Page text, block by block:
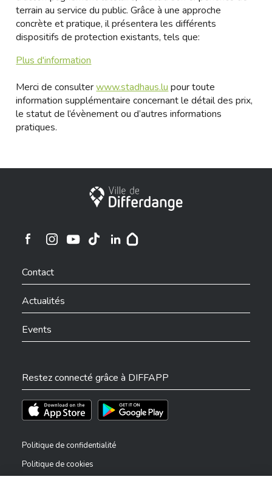
terrain au service du public. Grâce à une approche
concrète et pratique, il présentera les différents
dispositifs de protection existants, tels que:
Plus d'information
Merci de consulterwww.stadhaus.lu pour toute
information supplémentaire concernant le détail des prix,
le statut de l’évènement ou d’autres informations
pratiques.
Ville de Differdange
Ville de Differdange sur Instagram
Contact
Actualités
Events
Restez connecté grâce à DIFFAPP
Téléchargez l'app sur l'App StoreTéléchargez l'app sur Play Store
Politique de confidentialité
Politique de cookies